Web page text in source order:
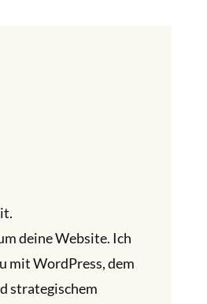
deine Website. Ich
mit WordPress, dem
strategischem